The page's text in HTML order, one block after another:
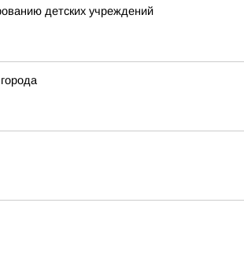
детских учреждений